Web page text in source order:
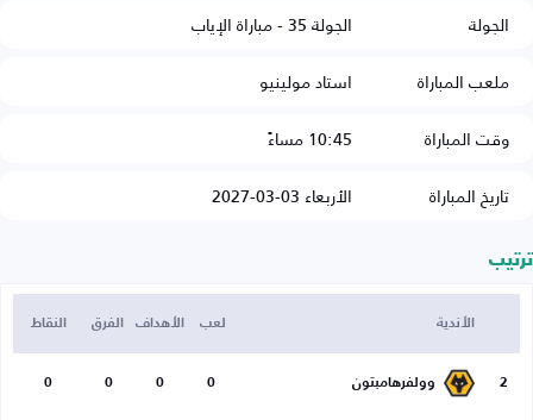
الجولة
الجولة 35 - مباراة الإياب
ملعب المباراة
استاد مولينيو
وقت المباراة
10:45 مساءً
تاريخ المباراة
الأربعاء 03-03-2027
ترتيب
الأندية لعب الأهداف الفرق النقاط
2 وولفرهامبتون 0
0
0
0